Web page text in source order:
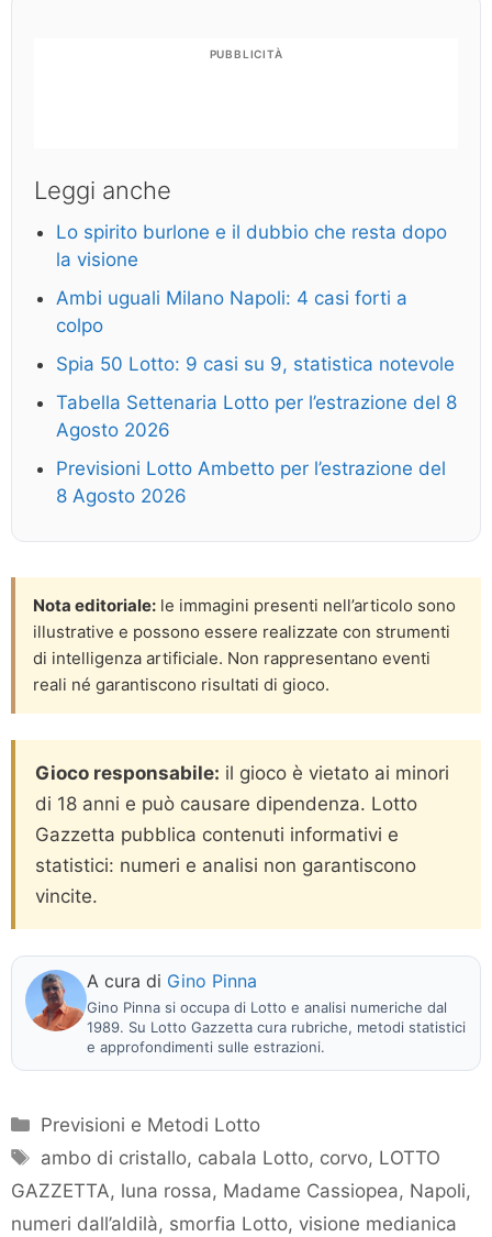
PUBBLICITÀ
Leggi anche
Lo spirito burlone e il dubbio che resta dopo
la visione
Ambi uguali Milano Napoli: 4 casi forti a
colpo
Spia 50 Lotto: 9 casi su 9, statistica notevole
Tabella Settenaria Lotto per l’estrazione del 8
Agosto 2026
Previsioni Lotto Ambetto per l’estrazione del
8 Agosto 2026
Nota editoriale: le immagini presenti nell’articolo sono
illustrative e possono essere realizzate con strumenti
di intelligenza artificiale. Non rappresentano eventi
reali né garantiscono risultati di gioco.
Gioco responsabile: il gioco è vietato ai minori
di 18 anni e può causare dipendenza. Lotto
Gazzetta pubblica contenuti informativi e
statistici: numeri e analisi non garantiscono
vincite.
A cura di Gino Pinna
Gino Pinna si occupa di Lotto e analisi numeriche dal
1989. Su Lotto Gazzetta cura rubriche, metodi statistici
e approfondimenti sulle estrazioni.
Categorie
Previsioni e Metodi Lotto
Tag
ambo di cristallo, cabala Lotto, corvo, LOTTO
GAZZETTA, luna rossa, Madame Cassiopea, Napoli,
numeri dall’aldilà, smorfia Lotto, visione medianica